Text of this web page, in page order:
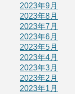
2023年9月
2023年8月
2023年7月
2023年6月
2023年5月
2023年4月
2023年3月
2023年2月
2023年1月